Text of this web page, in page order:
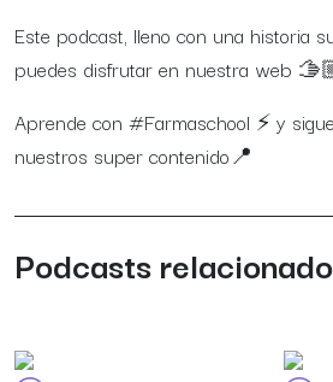
Este podcast, lleno con una historia
puedes disfrutar en nuestra web
Aprende con #Farmaschool ⚡y
nuestros super contenido📍
Podcasts